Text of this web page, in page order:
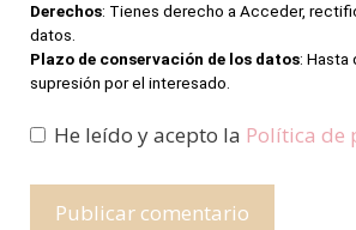
Derechos: Tienes derecho a Acceder,
datos.
Plazo de conservación de los datos: Hasta
supresión por el interesado.
He leído y acepto la Política de